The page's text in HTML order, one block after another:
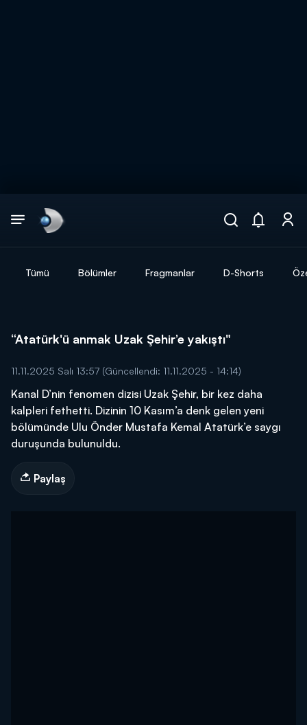
Tümü Bölümler Fragmanlar D-Shorts
“Atatürk'ü anmak Uzak Şehir’e yakıştı"
11.11.2025 Salı 13:57 (Güncellendi: 11.11.2025 - 14:14)
Kanal D’nin fenomen dizisi Uzak Şehir, bir kez daha
kalpleri fethetti. Dizinin 10 Kasım’a denk gelen yeni
bölümünde Ulu Önder Mustafa Kemal Atatürk’e saygı
duruşunda bulunuldu.
Paylaş